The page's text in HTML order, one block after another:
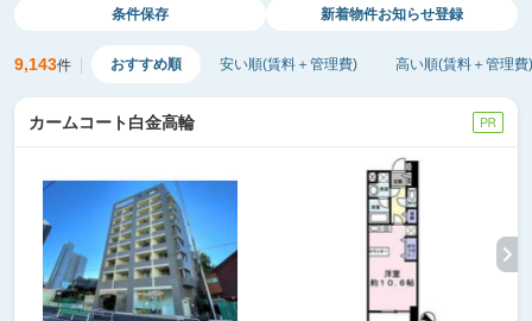
条件保存 新着物件お知らせ登録
9,143件 おすすめ順 安い順(賃料＋管理費) 高い順(賃料＋管理費)
カームコート白金高輪